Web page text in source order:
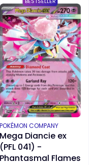
Mega Diancie ex
(PFL 041) -
Phantasmal Flames
PRODUCENT
POKÉMON COMPANY